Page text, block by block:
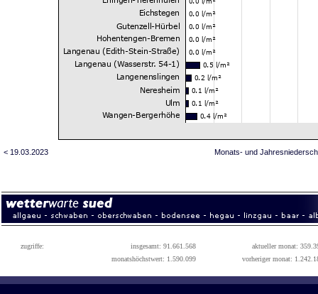
< 19.03.2023 Monats- und
zugriffe: insgesamt: 91.661.568
aktueller monat:
monatshöchstwert: 1.590.099
vorheriger monat: